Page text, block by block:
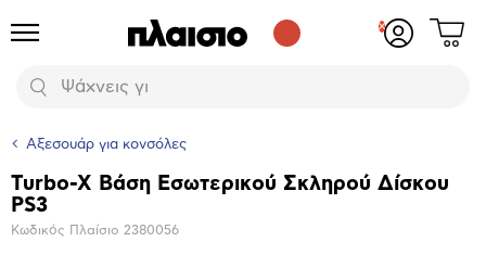
Προϊόντα
Αναζήτηση
Δες
Αξεσουάρ για κονσόλες
Βασικά
χαρακτηριστικά
Turbo-X Βάση Εσωτερικού Σκληρού Δίσκου
PS3
Κωδικός Πλαίσιο 2380056